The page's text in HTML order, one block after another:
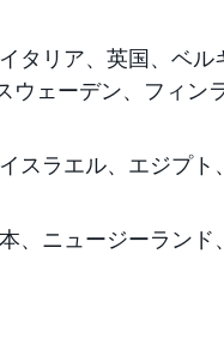
タリア、英国、ベ
ェーデン、フィン
スラエル、エジプト
、ニュージーランド